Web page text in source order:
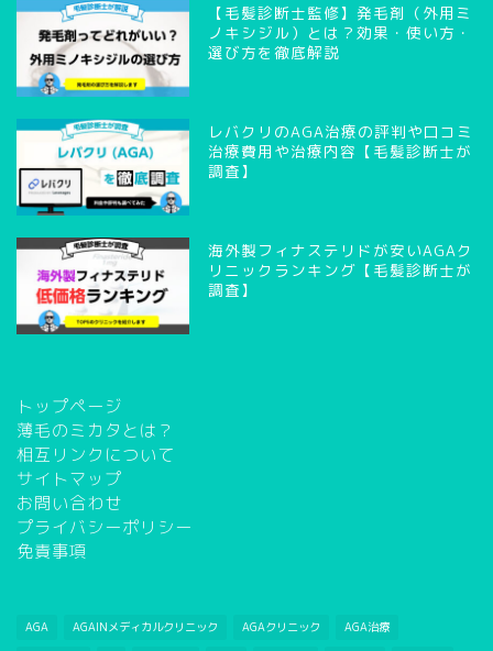
【毛髪診断士監修】発毛剤（外用ミ
ノキシジル）とは？効果・使い方・
選び方を徹底解説
レバクリのAGA治療の評判や口コミ
治療費用や治療内容【毛髪診断士が
調査】
海外製フィナステリドが安いAGAク
リニックランキング【毛髪診断士が
調査】
トップページ
薄毛のミカタとは？
相互リンクについて
サイトマップ
お問い合わせ
プライバシーポリシー
免責事項
AGA AGAINメディカルクリニック AGAクリニック AGA治療